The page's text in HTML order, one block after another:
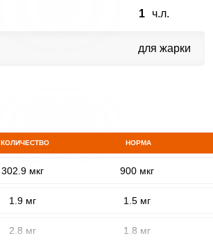
1 ч.л.
для жарки
КОЛИЧЕСТВО НОРМА
302.9 мкг 900 мкг
1.9 мг 1.5 мг
2.8 мг 1.8 мг